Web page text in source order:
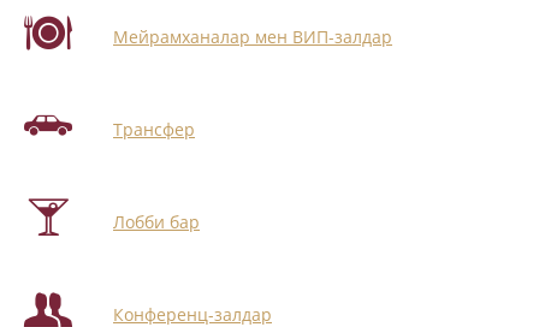
Мейрамханалар мен ВИП-залдар
Трансфер
Лобби бар
Конференц-залдар